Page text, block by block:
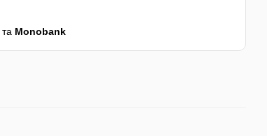
та Monobank